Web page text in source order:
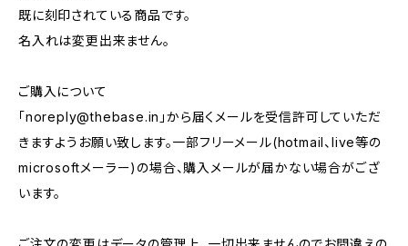
既に刻印されている商品です。
名入れは変更出来ません。
ご購入について
「noreply@thebase.in 」から届くメールを受信許可していただ
きますようお願い致します。一部フリーメール(hotmail、live等の
microsoftメーラー)の場合、購入メールが届かない場合がござ
います。